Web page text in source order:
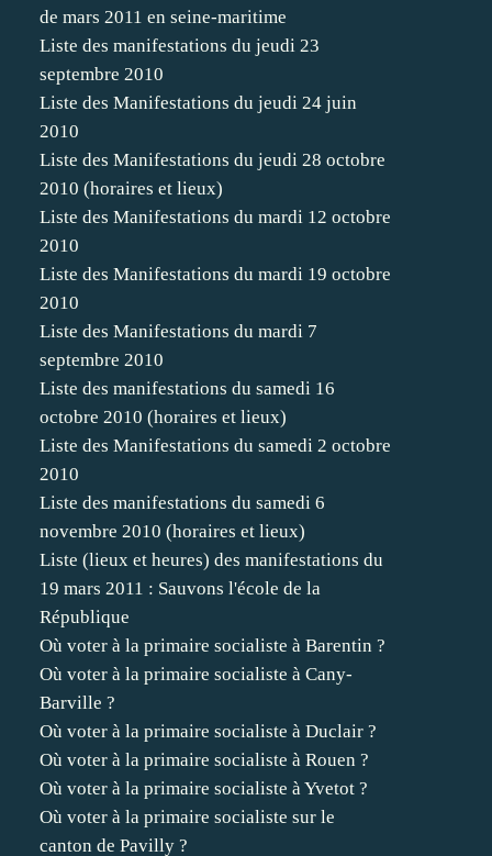
de mars 2011 en seine-maritime
Liste des manifestations du jeudi 23
septembre 2010
Liste des Manifestations du jeudi 24 juin
2010
Liste des Manifestations du jeudi 28 octobre
2010 (horaires et lieux)
Liste des Manifestations du mardi 12 octobre
2010
Liste des Manifestations du mardi 19 octobre
2010
Liste des Manifestations du mardi 7
septembre 2010
Liste des manifestations du samedi 16
octobre 2010 (horaires et lieux)
Liste des Manifestations du samedi 2 octobre
2010
Liste des manifestations du samedi 6
novembre 2010 (horaires et lieux)
Liste (lieux et heures) des manifestations du
19 mars 2011 : Sauvons l'école de la
République
Où voter à la primaire socialiste à Barentin ?
Où voter à la primaire socialiste à Cany-
Barville ?
Où voter à la primaire socialiste à Duclair ?
Où voter à la primaire socialiste à Rouen ?
Où voter à la primaire socialiste à Yvetot ?
Où voter à la primaire socialiste sur le
canton de Pavilly ?